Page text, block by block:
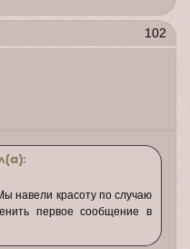
102
навели красоту по случаю
первое сообщение в